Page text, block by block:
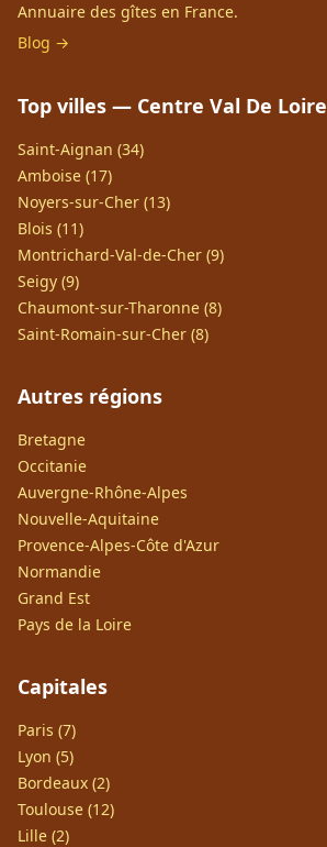
Annuaire des gîtes en France.
Blog →
Top villes — Centre Val De Loire
Saint-Aignan (34)
Amboise (17)
Noyers-sur-Cher (13)
Blois (11)
Montrichard-Val-de-Cher (9)
Seigy (9)
Chaumont-sur-Tharonne (8)
Saint-Romain-sur-Cher (8)
Autres régions
Bretagne
Occitanie
Auvergne-Rhône-Alpes
Nouvelle-Aquitaine
Provence-Alpes-Côte d'Azur
Normandie
Grand Est
Pays de la Loire
Capitales
Paris (7)
Lyon (5)
Bordeaux (2)
Toulouse (12)
Lille (2)